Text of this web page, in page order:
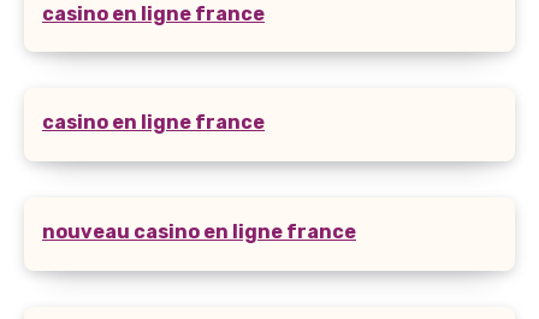
casino en ligne france
casino en ligne france
nouveau casino en ligne france